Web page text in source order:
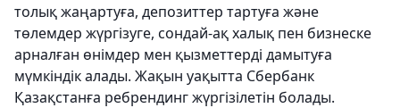
толық жаңартуға, депозиттер тартуға және
төлемдер жүргізуге, сондай-ақ халық пен бизнеске
арналған өнімдер мен қызметтерді дамытуға
мүмкіндік алады. Жақын уақытта Сбербанк
Қазақстанға ребрендинг жүргізілетін болады.